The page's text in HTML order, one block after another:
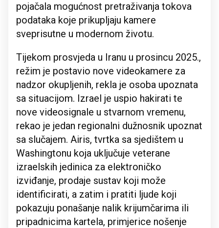
pojačala mogućnost pretraživanja tokova
podataka koje prikupljaju kamere
sveprisutne u modernom životu.
Tijekom prosvjeda u Iranu u prosincu 2025.,
režim je postavio nove videokamere za
nadzor okupljenih, rekla je osoba upoznata
sa situacijom. Izrael je uspio hakirati te
nove videosignale u stvarnom vremenu,
rekao je jedan regionalni dužnosnik upoznat
sa slučajem. Airis, tvrtka sa sjedištem u
Washingtonu koja uključuje veterane
izraelskih jedinica za elektroničko
izviđanje, prodaje sustav koji može
identificirati, a zatim i pratiti ljude koji
pokazuju ponašanje nalik krijumčarima ili
pripadnicima kartela, primjerice nošenje